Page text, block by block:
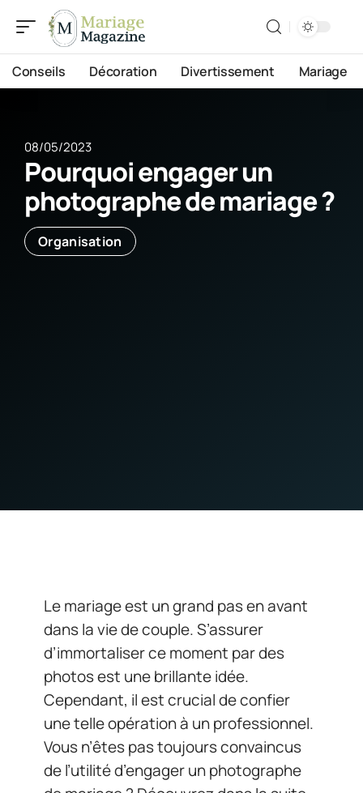
Conseils Décoration Divertissement Mariage
08/05/2023
Pourquoi engager un
photographe de mariage ?
Organisation
Le mariage est un grand pas en avant
dans la vie de couple. S’assurer
d’immortaliser ce moment par des
photos est une brillante idée.
Cependant, il est crucial de confier
une telle opération à un professionnel.
Vous n’êtes pas toujours convaincus
de l’utilité d’engager un photographe